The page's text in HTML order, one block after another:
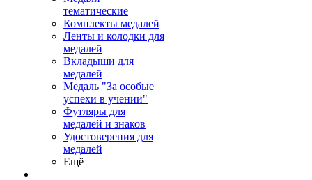
тематические
Комплекты медалей
Ленты и колодки для
медалей
Вкладыши для
медалей
Медаль "За особые
успехи в учении"
Футляры для
медалей и знаков
Удостоверения для
медалей
Ещё